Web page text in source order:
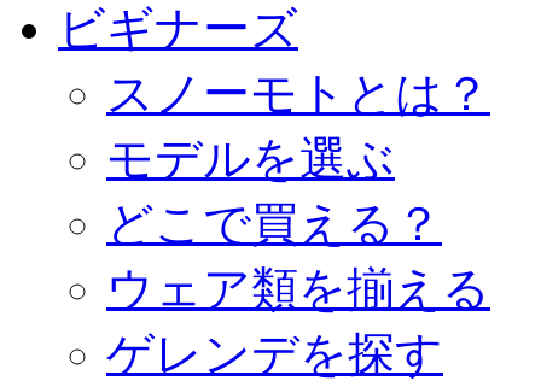
ビギナーズ
スノーモトとは？
モデルを選ぶ
どこで買える？
ウェア類を揃える
ゲレンデを探す